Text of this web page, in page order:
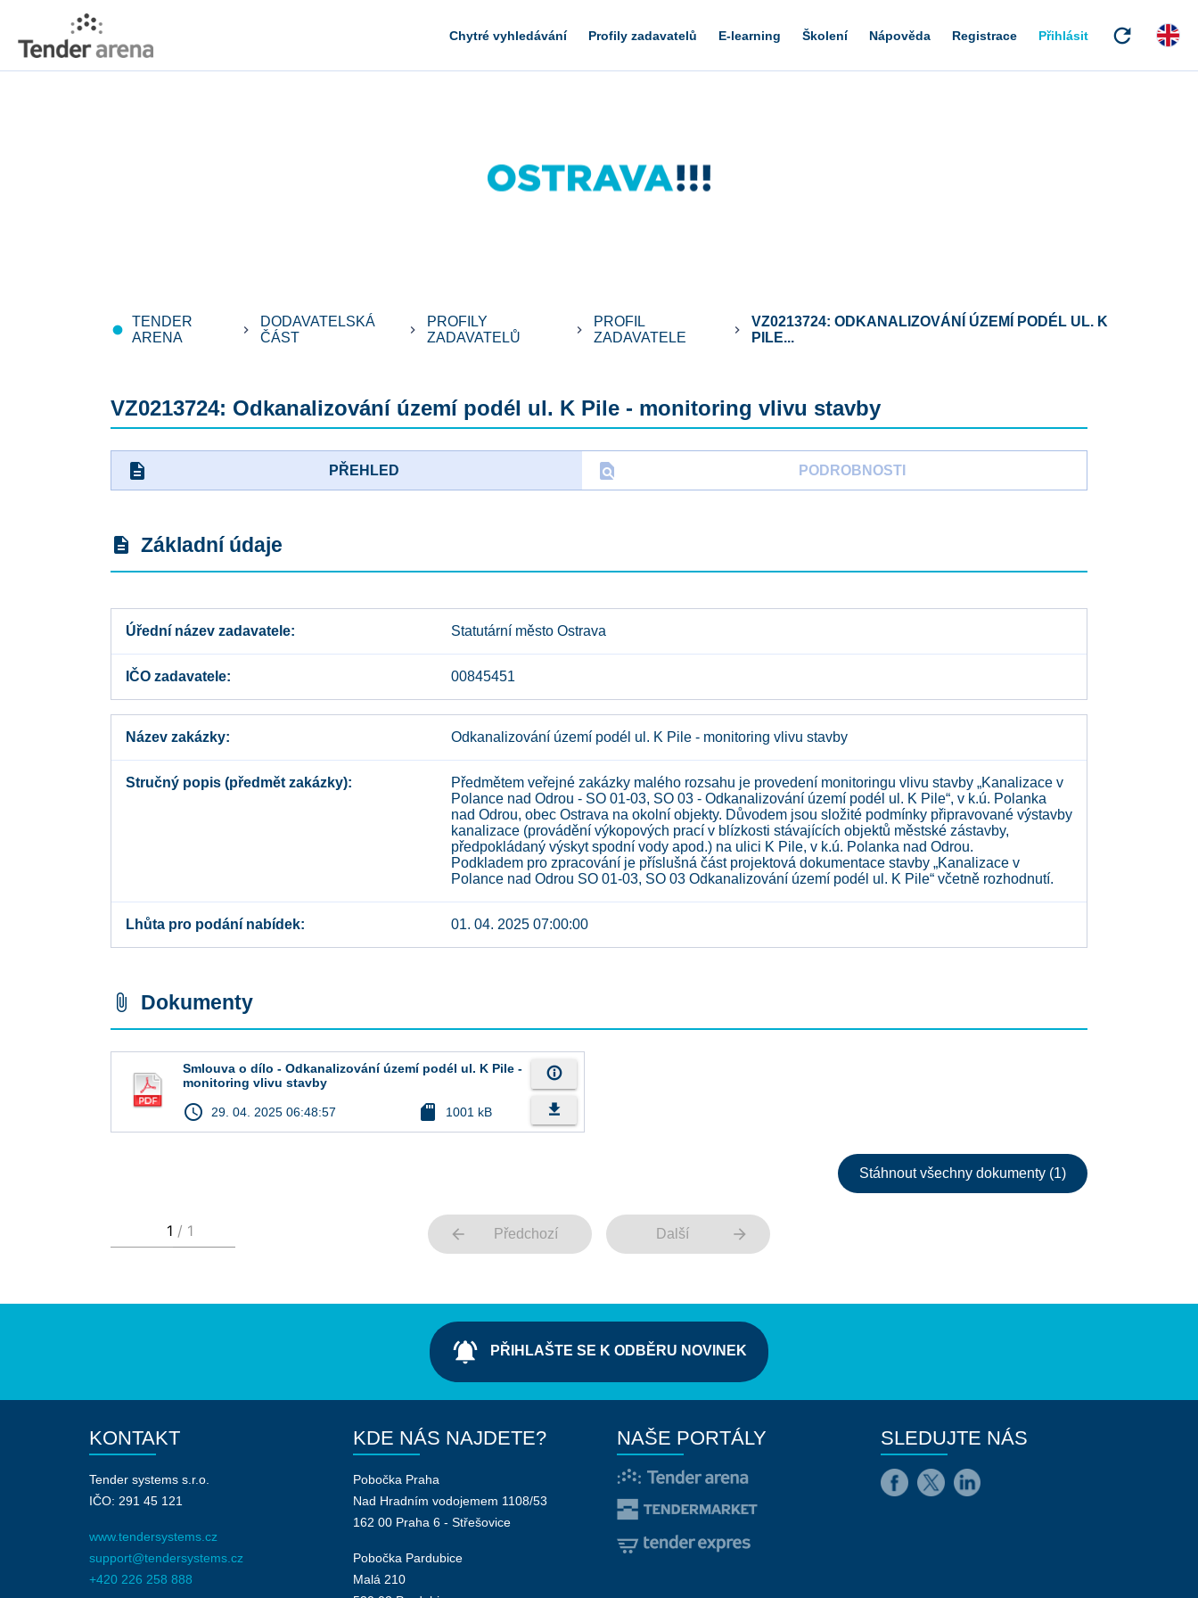
Chytré vyhledávání Profily zadavatelů E-learning Školení Nápověda Registrace Přihlásit refresh
fiber_manual_record
TENDER
ARENA
keyboard_arrow_right
DODAVATELSKÁ
ČÁST
keyboard_arrow_right
PROFILY
ZADAVATELŮ
keyboard_arrow_right
PROFIL
ZADAVATELE
keyboard_arrow_right
VZ0213724: ODKANALIZOVÁNÍ ÚZEMÍ PODÉL UL. K
PILE...
VZ0213724: Odkanalizování území podél ul. K Pile - monitoring vlivu stavby
description PŘEHLED find_in_page PODROBNOSTI
description Základní údaje
Úřední název zadavatele Statutární město Ostrava
IČO zadavatele 00845451
Název zakázky Odkanalizování území podél ul. K Pile - monitoring vlivu stavby
Stručný popis (předmět zakázky)
Předmětem veřejné zakázky malého rozsahu je provedení monitoringu vlivu stavby „Kanalizace v
Polance nad Odrou - SO 01-03, SO 03 - Odkanalizování území podél ul. K Pile“, v k.ú. Polanka
nad Odrou, obec Ostrava na okolní objekty. Důvodem jsou složité podmínky připravované výstavby
kanalizace (provádění výkopových prací v blízkosti stávajících objektů městské zástavby,
předpokládaný výskyt spodní vody apod.) na ulici K Pile, v k.ú. Polanka nad Odrou.
Podkladem pro zpracování je příslušná část projektová dokumentace stavby „Kanalizace v
Polance nad Odrou SO 01-03, SO 03 Odkanalizování území podél ul. K Pile“ včetně rozhodnutí.
Lhůta pro podání nabídek 01. 04. 2025 07:00:00
attach_file Dokumenty
Smlouva o dílo - Odkanalizování území podél ul. K Pile -
monitoring vlivu stavby
access_time 29. 04. 2025 06:48:57 sd_card 1001 kB
info_outline
file_download
Stáhnout všechny dokumenty (1)
arrow_back Předchozí Další arrow_forward
notifications_active PŘIHLAŠTE SE K ODBĚRU NOVINEK
KONTAKT
Tender systems s.r.o.
IČO: 291 45 121
www.tendersystems.cz
support@tendersystems.cz
+420 226 258 888
KDE NÁS NAJDETE?
Pobočka Praha
Nad Hradním vodojemem 1108/53
162 00 Praha 6 - Střešovice
Pobočka Pardubice
Malá 210
NAŠE PORTÁLY SLEDUJTE NÁS